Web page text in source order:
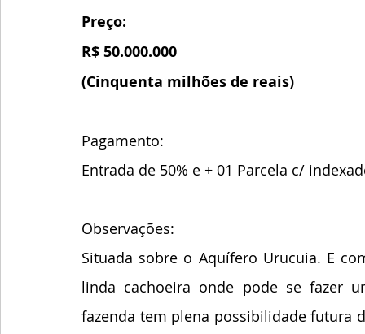
Preço:
R$ 50.000.000
(Cinquenta milhões de reais)
Pagamento:
Entrada de 50% e + 01 Parcela c/
Observações:
Situada sobre o Aquífero Urucuia. E
linda cachoeira onde pode se fazer
fazenda tem plena possibilidade futura